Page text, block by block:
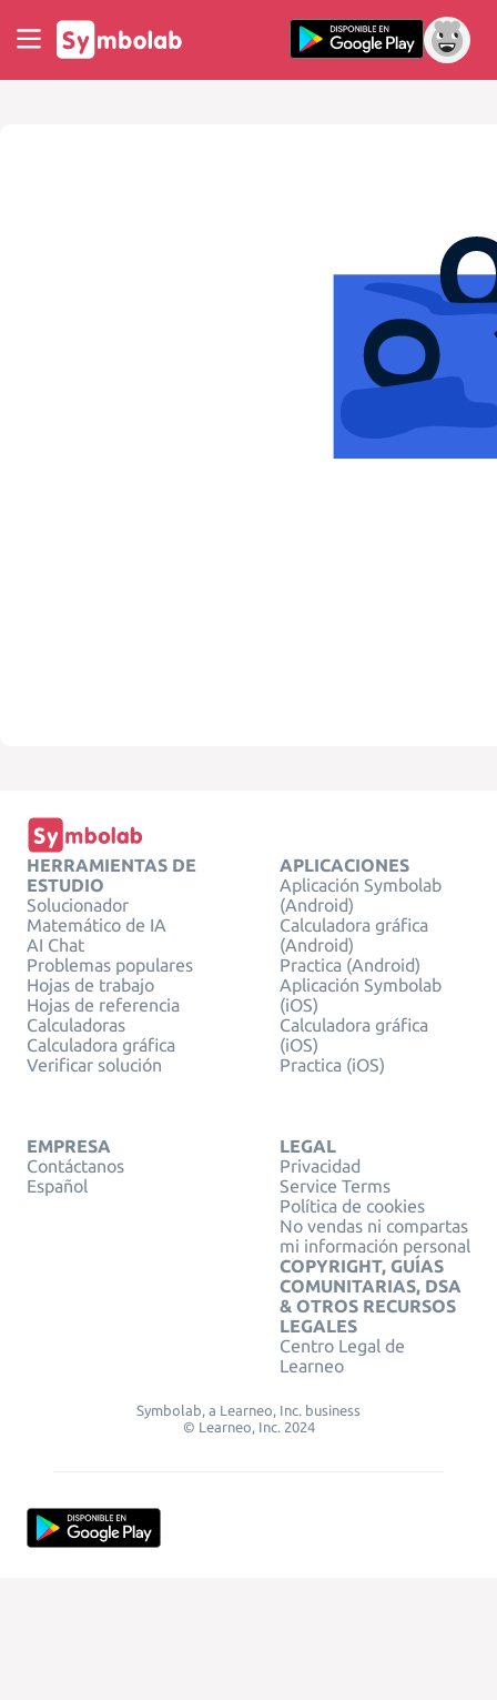
HERRAMIENTAS DE
ESTUDIO
Solucionador
Matemático de IA
AI Chat
Problemas populares
Hojas de trabajo
Hojas de referencia
Calculadoras
Calculadora gráfica
Verificar solución
APLICACIONES
Aplicación Symbolab
(Android)
Calculadora gráfica
(Android)
Practica (Android)
Aplicación Symbolab
(iOS)
Calculadora gráfica
(iOS)
Practica (iOS)
EMPRESA
Contáctanos
Español
LEGAL
Privacidad
Service Terms
Política de cookies
No vendas ni compartas
mi información personal
COPYRIGHT, GUÍAS
COMUNITARIAS, DSA
& OTROS RECURSOS
LEGALES
Centro Legal de
Learneo
Symbolab, a Learneo, Inc. business
© Learneo, Inc. 2024